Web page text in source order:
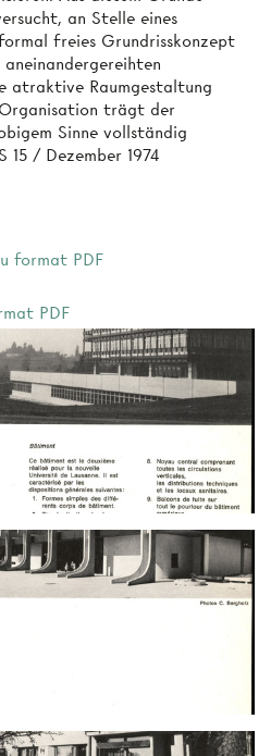
an Stelle eines
freies Grundrisskonzept
atraktive Raumgestaltung
trägt der
Sinne vollständig
15 / Dezember 1974
format PDF
PDF